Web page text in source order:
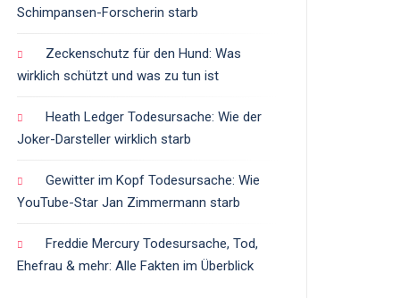
Schimpansen-Forscherin starb
Zeckenschutz für den Hund: Was
wirklich schützt und was zu tun ist
Heath Ledger Todesursache: Wie der
Joker-Darsteller wirklich starb
Gewitter im Kopf Todesursache: Wie
YouTube-Star Jan Zimmermann starb
Freddie Mercury Todesursache, Tod,
Ehefrau & mehr: Alle Fakten im Überblick